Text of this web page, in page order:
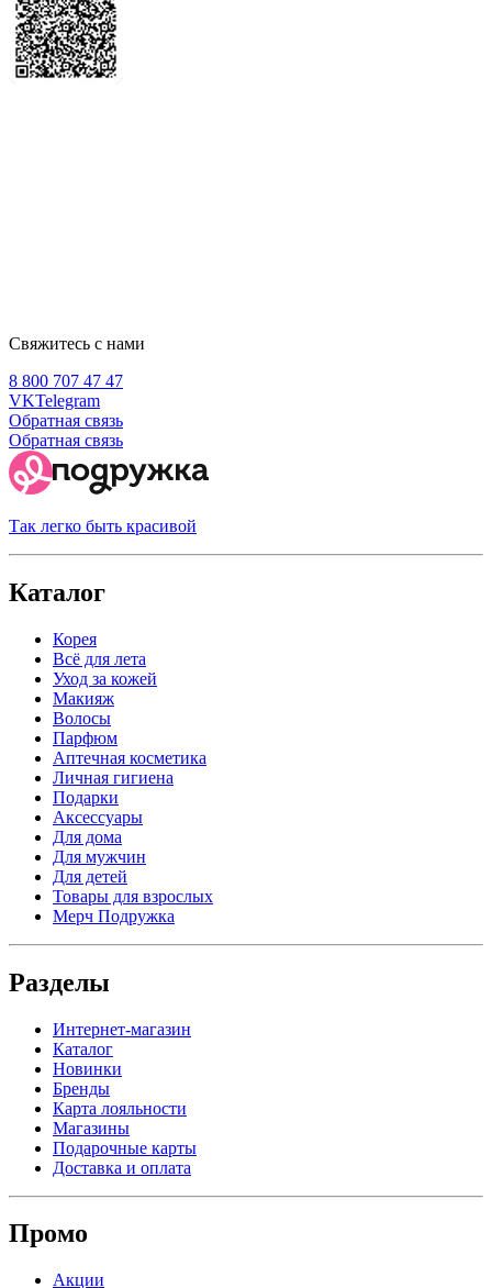
Свяжитесь с нами
8 800 707 47 47
VKTelegram
Обратная связь
Обратная связь
Так легко быть красивой
Каталог
Корея
Всё для лета
Уход за кожей
Макияж
Волосы
Парфюм
Аптечная косметика
Личная гигиена
Подарки
Аксессуары
Для дома
Для мужчин
Для детей
Товары для взрослых
Мерч Подружка
Разделы
Интернет-магазин
Каталог
Новинки
Бренды
Карта лояльности
Магазины
Подарочные карты
Доставка и оплата
Промо
Акции